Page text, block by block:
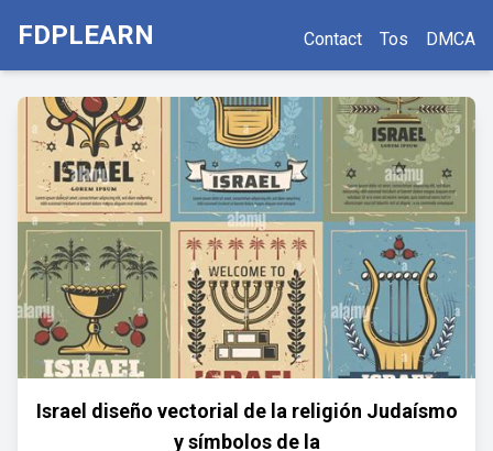
FDPLEARN Contact Tos DMCA
Israel diseño vectorial de la religión Judaísmo
y símbolos de la